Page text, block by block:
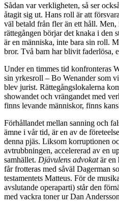
Sådan var verkligheten, så ser
åtagit sig ut. Hans roll är att
väl betald från fler än ett håll.
rättegången börjar det knaka i den
är en människa, inte bara sin roll.
bror. Två barn har blivit faderlösa,
Under en timmes tid konfronteras
sin yrkesroll – Bo Wenander som
blev jurist. Rättegångslokalerna
showandet och vrängandet med
finns levande människor, finns
Förhållandet mellan sanning och
ämne i vår tid, är en av de
denna pjäs. Liksom korruptionen
avtrubbningen, accelererad av en
samhället. Djävulens advokatär en
får frotteras med såväl Dagerman
testamentets Matteus. För de
avslutande operaparti) står den
med vackra toner ur Dan